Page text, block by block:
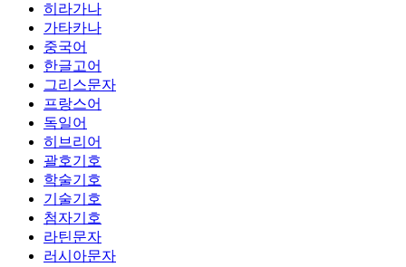
히라가나
가타카나
중국어
한글고어
그리스문자
프랑스어
독일어
히브리어
괄호기호
학술기호
기술기호
첨자기호
라틴문자
러시아문자